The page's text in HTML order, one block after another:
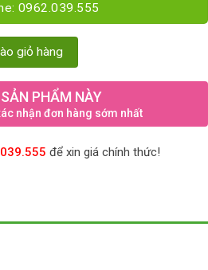
0962.039.555
thức uống giá trị quantity
giỏ hàng
PHẨM NÀY
nhận đơn hàng sớm nhất
để xin giá chính thức!